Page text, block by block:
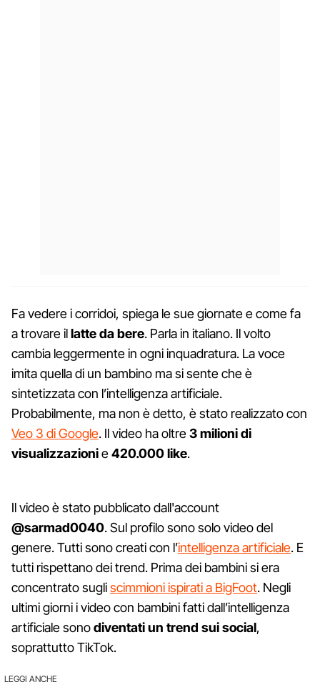
Fa vedere i corridoi, spiega le sue giornate e come fa
a trovare illatte da bere. Parla in italiano. Il volto
cambia leggermente in ogni inquadratura. La voce
imita quella di un bambino ma si sente che è
sintetizzata con l’intelligenza artificiale.
Probabilmente, ma non è detto, è stato realizzato con
Veo 3 di Google. Il video ha oltre3 milioni di
visualizzazionie420.000 like.
Il video è stato pubblicato dall'account
@sarmad0040. Sul profilo sono solo video del
genere. Tutti sono creati con l’intelligenza artificiale. E
tutti rispettano dei trend. Prima dei bambini si era
concentrato sugliscimmioni ispirati a BigFoot. Negli
ultimi giorni i video con bambini fatti dall’intelligenza
artificiale sonodiventati un trend sui social,
soprattutto TikTok.
LEGGI ANCHE